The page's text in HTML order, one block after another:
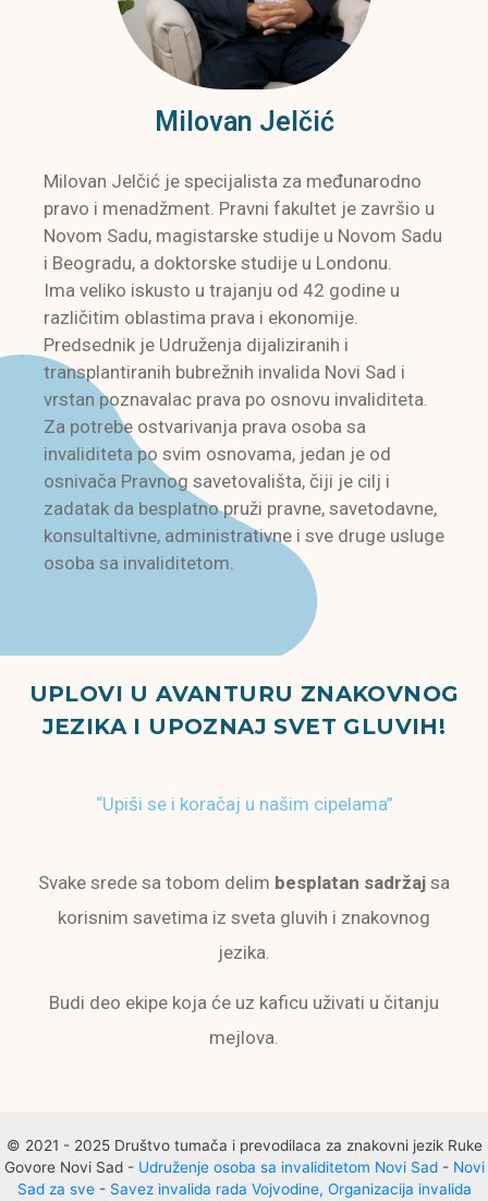
Milovan Jelčić
Milovan Jelčić je specijalista za međunarodno
pravo i menadžment. Pravni fakultet je završio u
Novom Sadu, magistarske studije u Novom Sadu
i Beogradu, a doktorske studije u Londonu.
Ima veliko iskusto u trajanju od 42 godine u
različitim oblastima prava i ekonomije.
Predsednik je Udruženja dijaliziranih i
transplantiranih bubrežnih invalida Novi Sad i
vrstan poznavalac prava po osnovu invaliditeta.
Za potrebe ostvarivanja prava osoba sa
invaliditeta po svim osnovama, jedan je od
osnivača Pravnog savetovališta, čiji je cilj i
zadatak da besplatno pruži pravne, savetodavne,
konsultaltivne, administrativne i sve druge usluge
osoba sa invaliditetom.
UPLOVI U AVANTURU ZNAKOVNOG
JEZIKA I UPOZNAJ SVET GLUVIH!
“Upiši se i koračaj u našim cipelama”
Svake srede sa tobom delim besplatan sadržaj sa
korisnim savetima iz sveta gluvih i znakovnog
jezika.
Budi deo ekipe koja će uz kaficu uživati u čitanju
mejlova.
© 2021 - 2025 Društvo tumača i prevodilaca za znakovni jezik Ruke
Govore Novi Sad - Udruženje osoba sa invaliditetom Novi Sad- Novi
Sad za sve- Savez invalida rada Vojvodine, Organizacija invalida